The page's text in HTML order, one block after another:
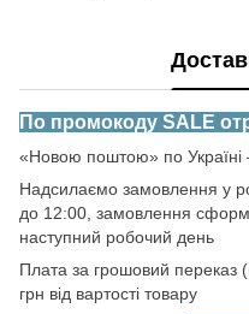
По промокоду SALE
«Новою поштою» по Україні
Надсилаємо замовлення у
до 12:00, замовлення
наступний робочий день
Плата за грошовий переказ
грн від вартості товару